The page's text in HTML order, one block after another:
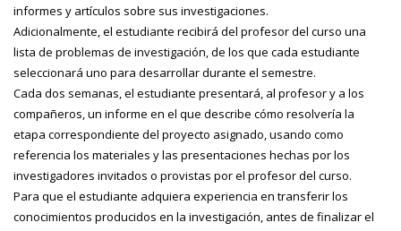
informes y artículos sobre sus investigaciones.
Adicionalmente, el estudiante recibirá del profesor del curso una
lista de problemas de investigación, de los que cada estudiante
seleccionará uno para desarrollar durante el semestre.
Cada dos semanas, el estudiante presentará, al profesor y a los
compañeros, un informe en el que describe cómo resolvería la
etapa correspondiente del proyecto asignado, usando como
referencia los materiales y las presentaciones hechas por los
investigadores invitados o provistas por el profesor del curso.
Para que el estudiante adquiera experiencia en transferir los
conocimientos producidos en la investigación, antes de finalizar el